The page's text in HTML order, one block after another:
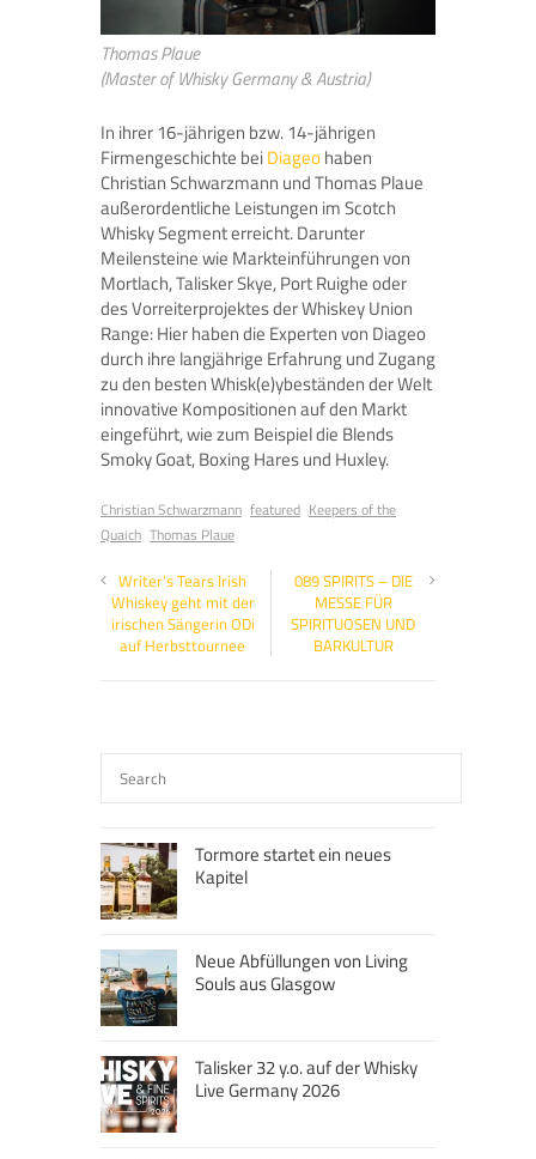
Thomas Plaue
(Master of Whisky Germany & Austria)
In ihrer 16-jährigen bzw. 14-jährigen
Firmengeschichte beiDiageohaben
Christian Schwarzmann und Thomas Plaue
außerordentliche Leistungen im Scotch
Whisky Segment erreicht. Darunter
Meilensteine wie Markteinführungen von
Mortlach, Talisker Skye, Port Ruighe oder
des Vorreiterprojektes der Whiskey Union
Range: Hier haben die Experten von Diageo
durch ihre langjährige Erfahrung und Zugang
zu den besten Whisk(e)ybeständen der Welt
innovative Kompositionen auf den Markt
eingeführt, wie zum Beispiel die Blends
Smoky Goat, Boxing Hares und Huxley.
Christian Schwarzmann featured Keepers of the
Quaich Thomas Plaue
Writer’s Tears Irish
Whiskey geht mit der
irischen Sängerin ODi
auf Herbsttournee
089 SPIRITS – DIE
MESSE FÜR
SPIRITUOSEN UND
BARKULTUR
Tormore startet ein neues
Kapitel
Neue Abfüllungen von Living
Souls aus Glasgow
Talisker 32 y.o. auf der Whisky
Live Germany 2026